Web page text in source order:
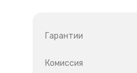
Гарантии
Комиссия